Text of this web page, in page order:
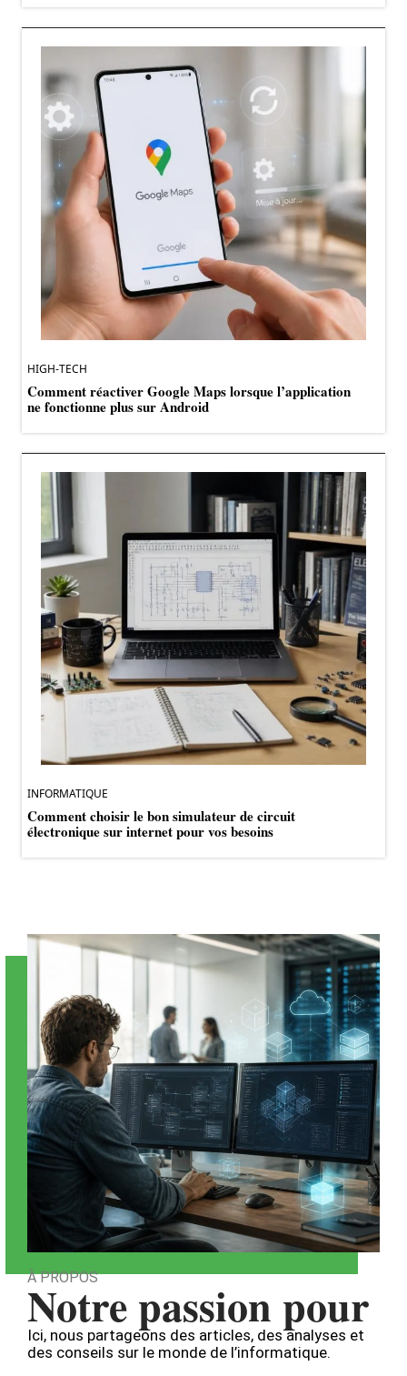
HIGH-TECH
Comment réactiver Google Maps lorsque l’application
ne fonctionne plus sur Android
INFORMATIQUE
Comment choisir le bon simulateur de circuit
électronique sur internet pour vos besoins
À PROPOS
Notre passion pour
Ici, nous partageons des articles, des analyses et
des conseils sur le monde de l’informatique.